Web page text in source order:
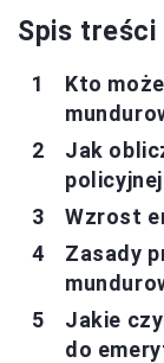
Spis treści
Kto
Jak
Wzrost
Zasady
Jakie
do